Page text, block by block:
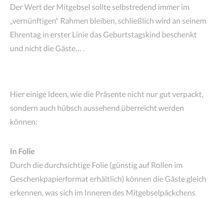
Der Wert der Mitgebsel sollte selbstredend immer im
„vernünftigen“ Rahmen bleiben, schließlich wird an seinem
Ehrentag in erster Linie das Geburtstagskind beschenkt
und nicht die Gäste… .
Hier einige Ideen, wie die Präsente nicht nur gut verpackt,
sondern auch hübsch aussehend überreicht werden
können:
In Folie
Durch die durchsichtige Folie (günstig auf Rollen im
Geschenkpapierformat erhältlich) können die Gäste gleich
erkennen, was sich im Inneren des Mitgebselpäckchens